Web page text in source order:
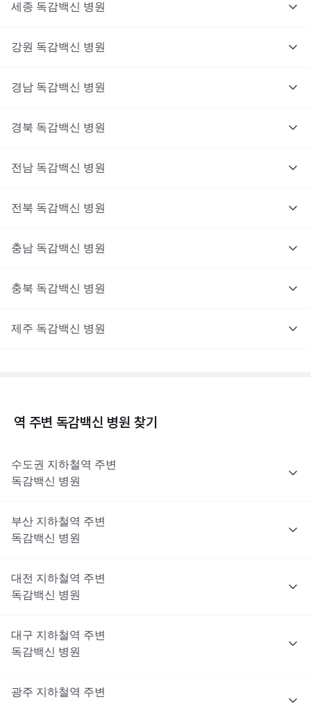
세종 독감백신 병원
강원 독감백신 병원
경남 독감백신 병원
경북 독감백신 병원
전남 독감백신 병원
전북 독감백신 병원
충남 독감백신 병원
충북 독감백신 병원
제주 독감백신 병원
역 주변 독감백신 병원 찾기
수도권 지하철역 주변
독감백신
병원
부산 지하철역 주변
독감백신
병원
대전 지하철역 주변
독감백신
병원
대구 지하철역 주변
독감백신
병원
광주 지하철역 주변